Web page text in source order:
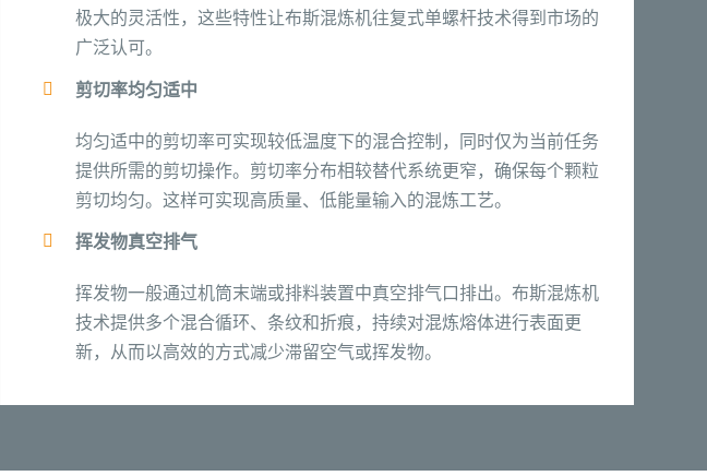
极大的灵活性，这些特性让布斯混炼机往复式单螺杆技术得到市场的
广泛认可。
剪切率均匀适中
均匀适中的剪切率可实现较低温度下的混合控制，同时仅为当前任务
提供所需的剪切操作。剪切率分布相较替代系统更窄，确保每个颗粒
剪切均匀。这样可实现高质量、低能量输入的混炼工艺。
挥发物真空排气
挥发物一般通过机筒末端或排料装置中真空排气口排出。布斯混炼机
技术提供多个混合循环、条纹和折痕，持续对混炼熔体进行表面更
新，从而以高效的方式减少滞留空气或挥发物。